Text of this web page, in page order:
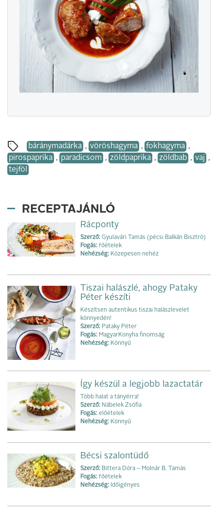
báránymadárka , vöröshagyma , fokhagyma ,
pirospaprika , paradicsom , zöldpaprika , zöldbab , vaj ,
tejföl
RECEPTAJÁNLÓ
Rácponty
Szerző: Gyulavári Tamás (pécsi Balkán Bisztró)
Fogás: főételek
Nehézség: Közepesen nehéz
Tiszai halászlé, ahogy Pataky
Péter készíti
Készítsen autentikus tiszai halászlevelet
könnyedén!
Szerző: Pataky Péter
Fogás: MagyarKonyha finomság
Nehézség: Könnyű
Így készül a legjobb lazactatár
Több halat a tányérra!
Szerző: Nábelek Zsófia
Fogás: előételek
Nehézség: Könnyű
Bécsi szalontüdő
Szerző: Bittera Dóra – Molnár B. Tamás
Fogás: főételek
Nehézség: Időigényes